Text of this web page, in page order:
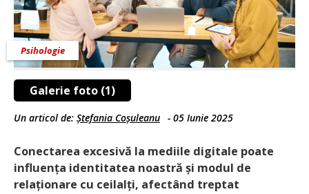
Galerie foto (1)
Psihologie
Un articol de: Ștefania Coșuleanu - 05 Iunie 2025
Conectarea excesivă la mediile digitale poate
influența identitatea noastră și modul de
relaționare cu ceilalți, afectând treptat